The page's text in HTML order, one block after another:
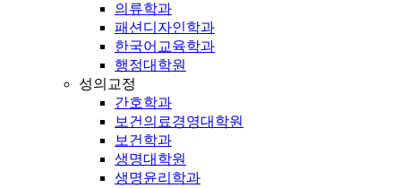
의류학과
패션디자인학과
한국어교육학과
행정대학원
성의교정
간호학과
보건의료경영대학원
보건학과
생명대학원
생명윤리학과